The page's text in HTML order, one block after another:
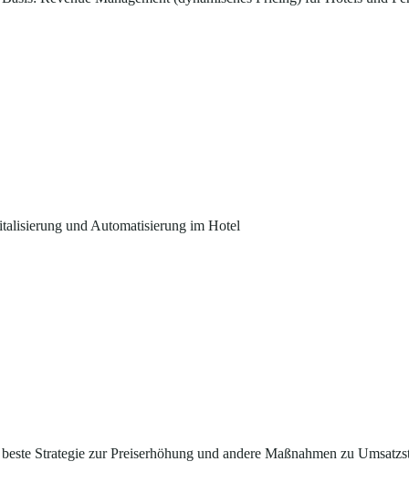
und Automatisierung im Hotel
Strategie zur Preiserhöhung und andere Maßnahmen zu